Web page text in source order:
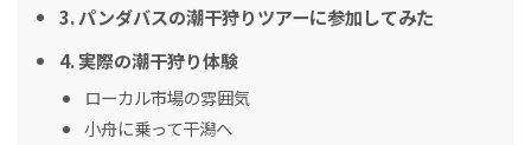
3. パンダバスの潮干狩りツアーに参加してみた
4. 実際の潮干狩り体験
ローカル市場の雰囲気
小舟に乗って干潟へ